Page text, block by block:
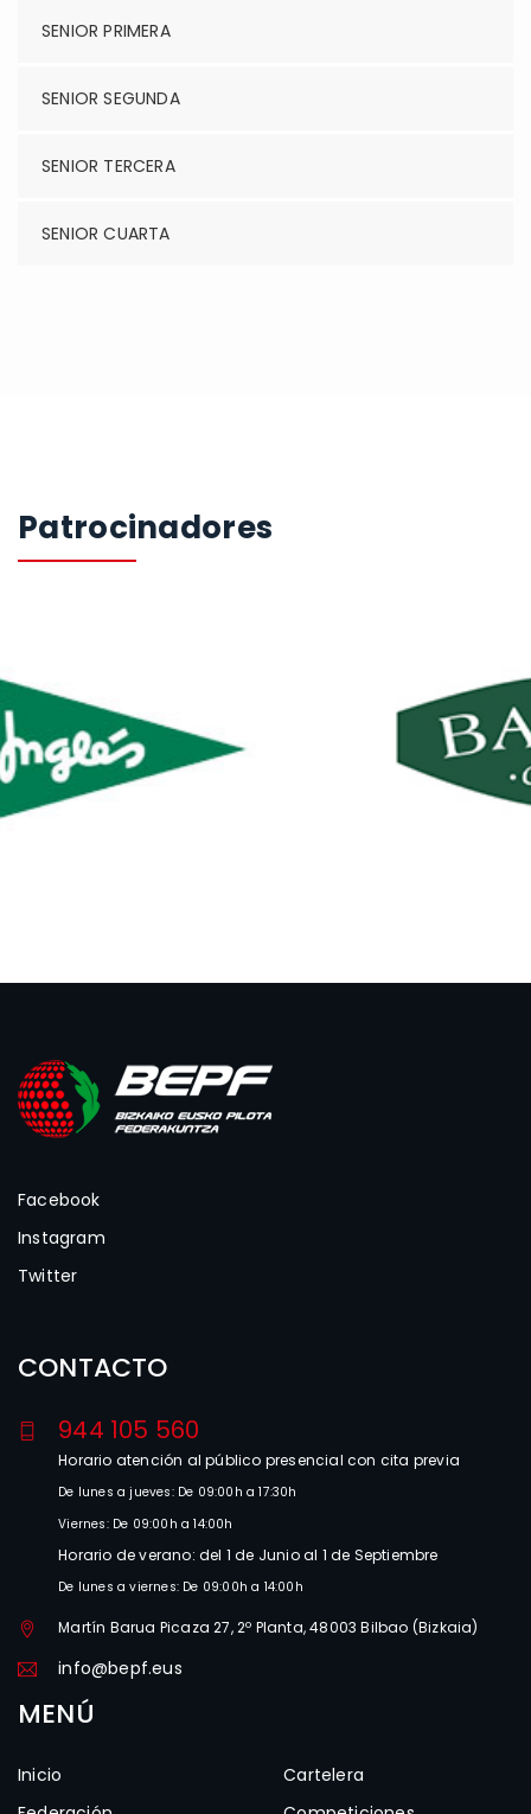
SENIOR PRIMERA
SENIOR SEGUNDA
SENIOR TERCERA
SENIOR CUARTA
Patrocinadores
Facebook
Instagram
Twitter
CONTACTO
944 105 560
Horario atención al público presencial con cita previa
De lunes a jueves: De 09:00h a 17:30h
Viernes: De 09:00h a 14:00h
Horario de verano: del 1 de Junio al 1 de Septiembre
De lunes a viernes: De 09:00h a 14:00h
Martín Barua Picaza 27, 2º Planta, 48003 Bilbao (Bizkaia)
info@bepf.eus
MENÚ
Inicio
Cartelera